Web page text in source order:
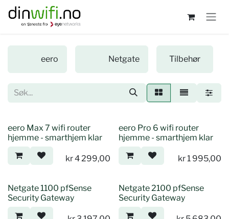
Skip to Content
eero Netgate Tilbehør
eero Max 7 wifi router
hjemme - smarthjem klar
kr4 299,00
eero Pro 6 wifi router
hjemme - smarthjem klar
kr1 995,00
Netgate 1100 pfSense
Security Gateway
Netgate 2100 pfSense
Security Gateway